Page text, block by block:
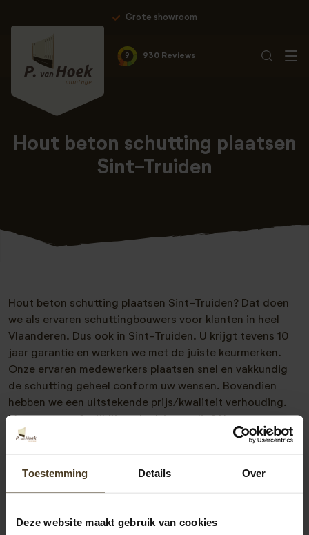
Toestemming Details Over
Deze website maakt gebruik van cookies
Grote showroom
9 930 Reviews
Hout beton schutting plaatsen
Sint-Truiden
Hout beton schutting plaatsen Sint-Truiden? Dat doen
we als ervaren schuttingbouwers voor klanten in heel
Vlaanderen. Dus ook in Sint-Truiden. U krijgt tevens 10
jaar garantie en werken we met de juiste keurmerken.
Onze ervaren medewerkers plaatsen snel en vakkundig
de schutting geheel conform uw wensen. Bovendien
hebben we een uitstekende prijs/kwaliteit verhouding.
Meer weten of vrijblijvend advies nodig? Neem
vrijblijvend met ons contact op. Telefonisch zijn we te
info@pvanhoekmontage.nlOok kunt u direct een